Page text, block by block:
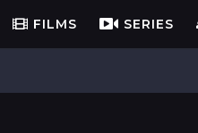
FILMS SERIES